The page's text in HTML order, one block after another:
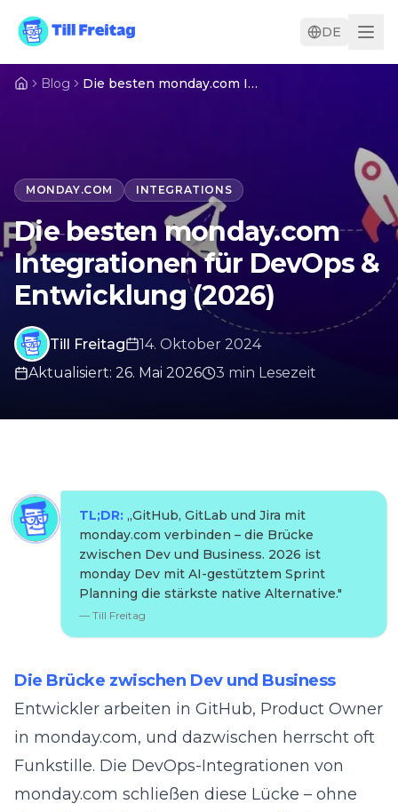
DE
Blog Die besten monday.com Integrationen für DevOps & Entwicklung (2026)
MONDAY.COM INTEGRATIONS
Die besten monday.com
Integrationen für DevOps &
Entwicklung (2026)
Till Freitag
14. Oktober 2024
Aktualisiert: 26. Mai 2026 3 min Lesezeit
TL;DR: „GitHub, GitLab und Jira mit
monday.com verbinden – die Brücke
zwischen Dev und Business. 2026 ist
monday Dev mit AI-gestütztem Sprint
Planning die stärkste native Alternative."
— Till Freitag
Die Brücke zwischen Dev und Business
Entwickler arbeiten in GitHub, Product Owner
in monday.com, und dazwischen herrscht oft
Funkstille. Die DevOps-Integrationen von
monday.com schließen diese Lücke – ohne